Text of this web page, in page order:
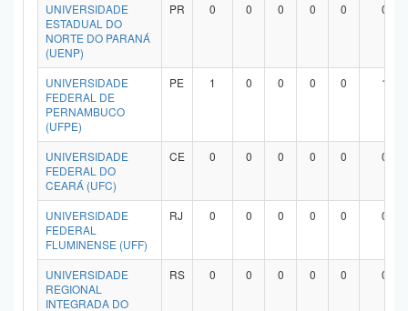
UNIVERSIDADE
ESTADUAL DO
NORTE DO PARANÁ
(UENP)
PR 0 0 0 0 0 0
UNIVERSIDADE
FEDERAL DE
PERNAMBUCO
(UFPE)
PE 1 0 0 0 0 1
UNIVERSIDADE
FEDERAL DO
CEARÁ (UFC)
CE 0 0 0 0 0 0
UNIVERSIDADE
FEDERAL
FLUMINENSE (UFF)
RJ 0 0 0 0 0 0
UNIVERSIDADE
REGIONAL
INTEGRADA DO
RS 0 0 0 0 0 0